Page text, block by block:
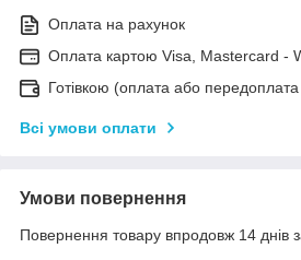
Оплата на рахунок
Оплата картою Visa, Mastercard -
Готівкою (оплата або передоплата
Всі умови оплати
Умови повернення
Повернення товару впродовж 14 днів